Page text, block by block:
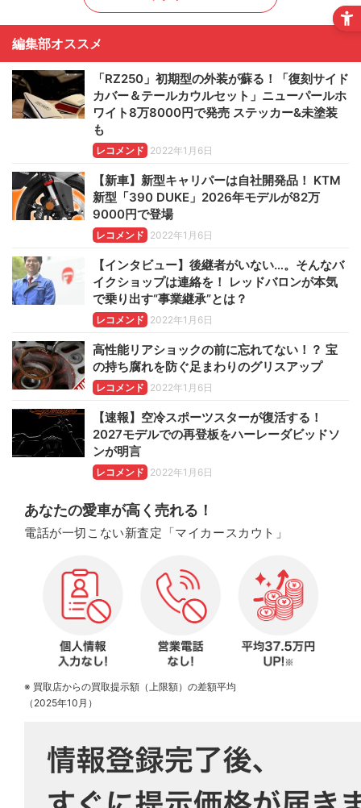
編集部オススメ
「RZ250」初期型の外装が蘇る！「復刻サイド
カバー＆テールカウルセット」ニューパールホ
ワイト8万8000円で発売 ステッカー&未塗装
も
レコメンド 2022年1月6日
【新車】新型キャリパーは自社開発品！ KTM
新型「390 DUKE」2026年モデルが82万
9000円で登場
レコメンド 2022年1月6日
【インタビュー】後継者がいない…。そんなバ
イクショップは連絡を！ レッドバロンが本気
で乗り出す“事業継承”とは？
レコメンド 2022年1月6日
高性能リアショックの前に忘れてない！？ 宝
の持ち腐れを防ぐ足まわりのグリスアップ
レコメンド 2022年1月6日
【速報】空冷スポーツスターが復活する！
2027モデルでの再登板をハーレーダビッドソ
ンが明言
レコメンド 2022年1月6日
あなたの愛車が高く売れる！
電話が一切こない新査定「マイカースカウト」
※ 買取店からの買取提示額（上限額）の差額平均
（2025年10月）